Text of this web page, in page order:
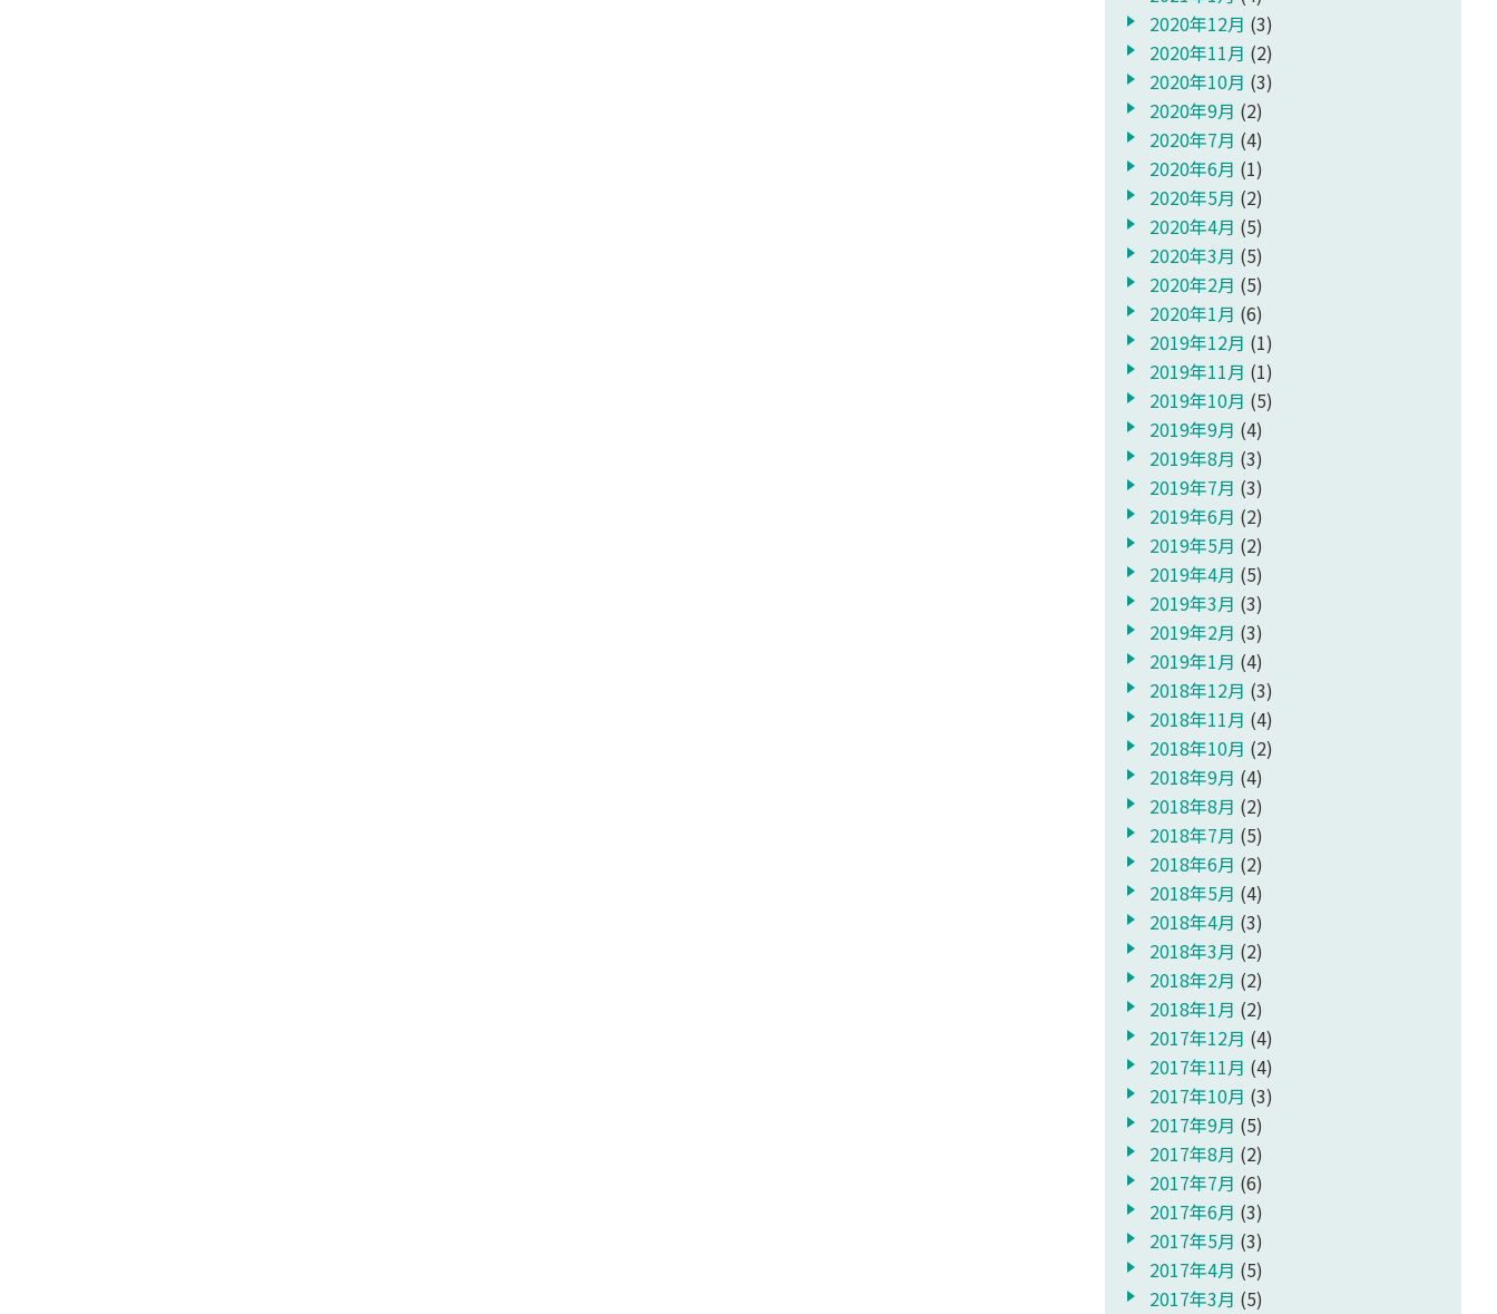
2020年12月 (3)
2020年11月 (2)
2020年10月 (3)
2020年9月 (2)
2020年7月 (4)
2020年6月 (1)
2020年5月 (2)
2020年4月 (5)
2020年3月 (5)
2020年2月 (5)
2020年1月 (6)
2019年12月 (1)
2019年11月 (1)
2019年10月 (5)
2019年9月 (4)
2019年8月 (3)
2019年7月 (3)
2019年6月 (2)
2019年5月 (2)
2019年4月 (5)
2019年3月 (3)
2019年2月 (3)
2019年1月 (4)
2018年12月 (3)
2018年11月 (4)
2018年10月 (2)
2018年9月 (4)
2018年8月 (2)
2018年7月 (5)
2018年6月 (2)
2018年5月 (4)
2018年4月 (3)
2018年3月 (2)
2018年2月 (2)
2018年1月 (2)
2017年12月 (4)
2017年11月 (4)
2017年10月 (3)
2017年9月 (5)
2017年8月 (2)
2017年7月 (6)
2017年6月 (3)
2017年5月 (3)
2017年4月 (5)
2017年3月 (5)